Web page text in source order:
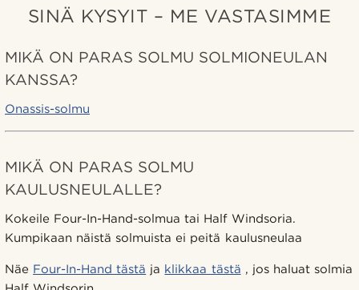
SINÄ KYSYIT – ME VASTASIMME
MIKÄ ON PARAS SOLMU SOLMIONEULAN
KANSSA?
Onassis-solmu
MIKÄ ON PARAS SOLMU
KAULUSNEULALLE?
Kokeile Four-In-Hand-solmua tai Half Windsoria.
Kumpikaan näistä solmuista ei peitä kaulusneulaa
Näe Four-In-Hand tästä ja klikkaa tästä , jos haluat solmia